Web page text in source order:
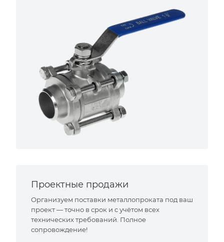
Проектные продажи
Организуем поставки металлопроката под ваш
проект — точно в срок и с учётом всех
технических требований. Полное
сопровождение!